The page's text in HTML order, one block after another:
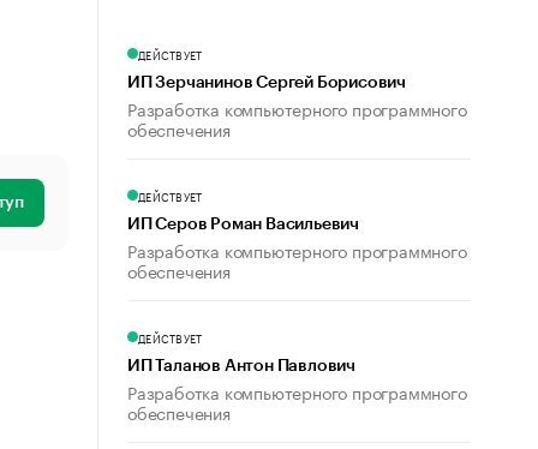
ДЕЙСТВУЕТ
ИП Зерчанинов Сергей Борисович
Разработка компьютерного программного
обеспечения
ДЕЙСТВУЕТ
ИП Серов Роман Васильевич
Разработка компьютерного программного
обеспечения
ДЕЙСТВУЕТ
ИП Таланов Антон Павлович
Разработка компьютерного программного
обеспечения